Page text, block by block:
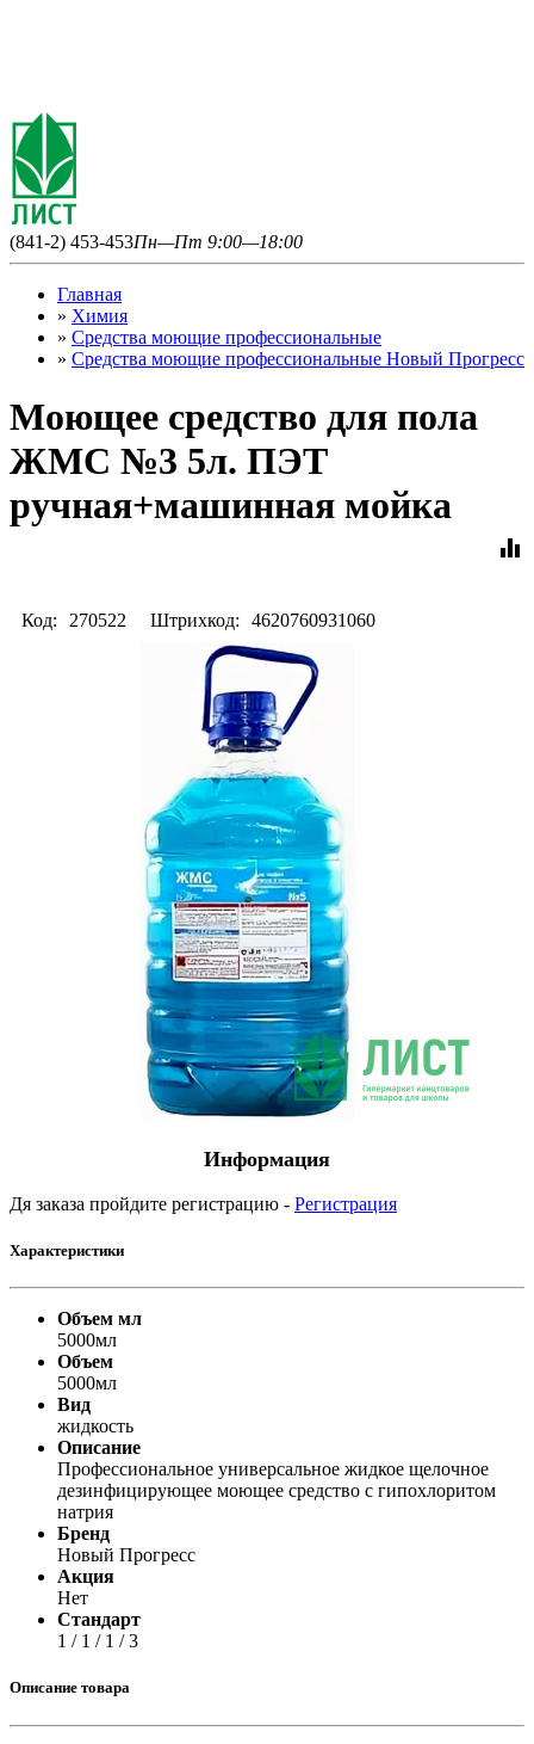
(841-2) 453-453Пн—Пт 9:00—18:00
Главная
» Химия
» Средства моющие профессиональные
» Средства моющие профессиональные Новый Прогресс
Моющее средство для пола
ЖМС №3 5л. ПЭТ
ручная+машинная мойка
equalizer
Код: 270522 Штрихкод: 4620760931060
Информация
Дя заказа пройдите регистрацию - Регистрация
Характеристики
Объем мл
5000мл
Объем
5000мл
Вид
жидкость
Описание
Профессиональное универсальное жидкое щелочное
дезинфицирующее моющее средство с гипохлоритом
натрия
Бренд
Новый Прогресс
Акция
Нет
Стандарт
1 / 1 / 1 / 3
Описание товара